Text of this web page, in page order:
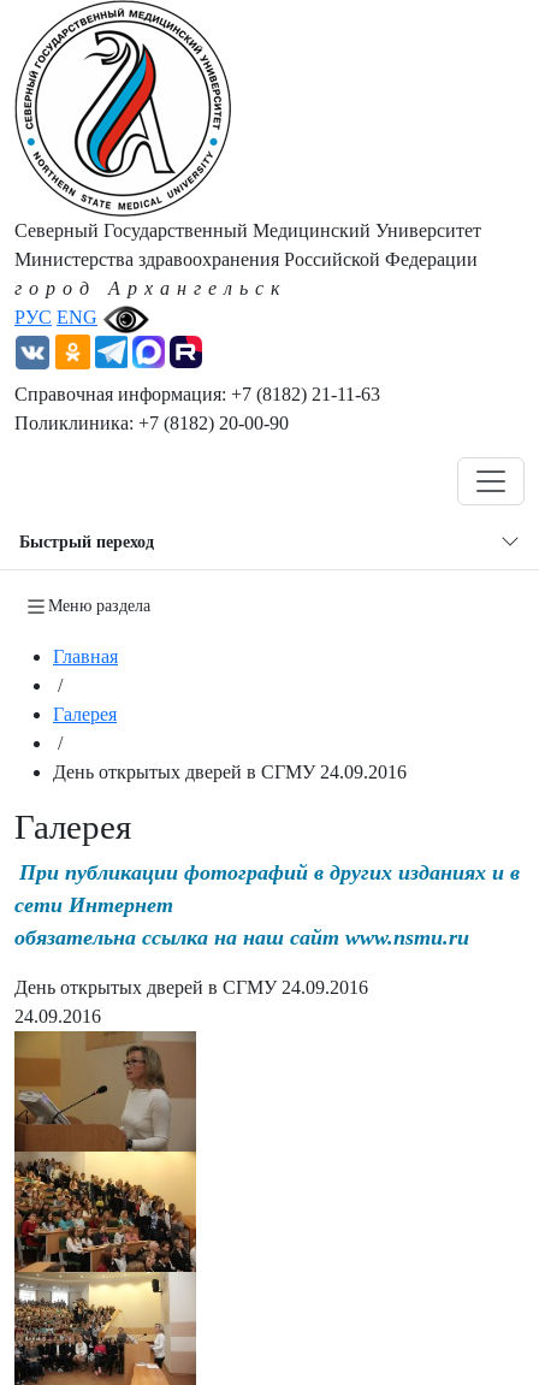
РУС ENG
Северный Государственный Медицинский Университет
Министерства здравоохранения Российской Федерации
город Архангельск
Справочная информация: +7 (8182) 21-11-63
Поликлиника: +7 (8182) 20-00-90
Быстрый переход
Меню раздела
Главная
/
Галерея
/
День открытых дверей в СГМУ 24.09.2016
Галерея
При публикации фотографий в других изданиях и в
сети Интернет
обязательна ссылка на наш сайт www.nsmu.ru
День открытых дверей в СГМУ 24.09.2016
24.09.2016